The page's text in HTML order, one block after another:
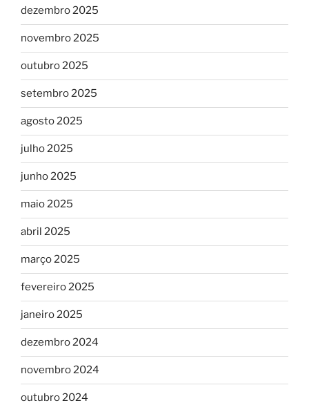
dezembro 2025
novembro 2025
outubro 2025
setembro 2025
agosto 2025
julho 2025
junho 2025
maio 2025
abril 2025
março 2025
fevereiro 2025
janeiro 2025
dezembro 2024
novembro 2024
outubro 2024